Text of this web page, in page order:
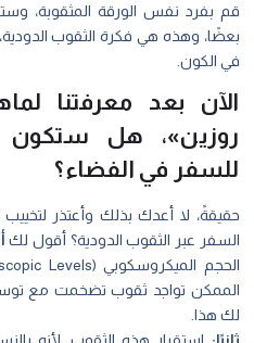
قم بفرد نفس الورقة المثقوبة،
بعضًا، وهذه هي فكرة الثقوب
في الكون.
الآن بعد معرفتنا
روزين»، هل ستكون
للسفر في الفضاء؟
حقيقةً، لا أعدك بذلك وأعتذر
السفر عبر الثقوب الدودية؟ أقول لك
الممكن تواجد ثقوب تضخمت مع
لك هذا.